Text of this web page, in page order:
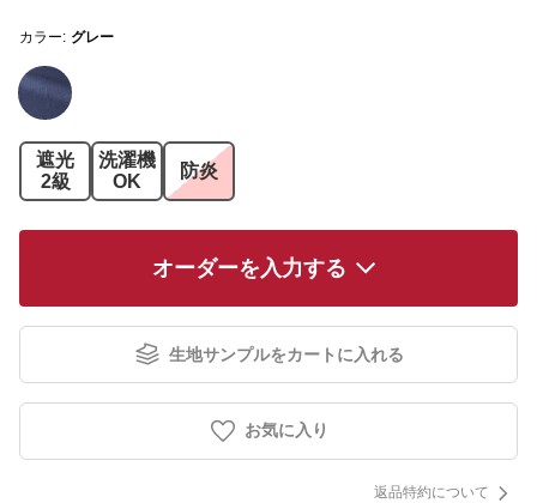
カラー: グレー
遮光
2級
洗濯機
OK
防炎
オーダーを入力する
生地サンプルをカートに入れる
お気に入り
返品特約について